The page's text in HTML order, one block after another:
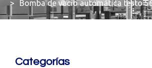
Bomba de vacío automática testo
Categorías